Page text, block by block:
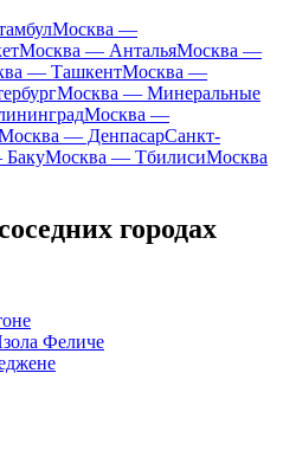
Москва —
Москва — АнтальяМосква —
— ТашкентМосква —
Москва — Минеральные
Москва —
— ДенпасарСанкт-
Москва — ТбилисиМосква
городах
Феличе